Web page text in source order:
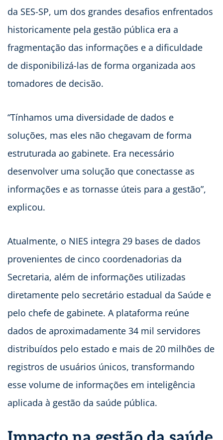
da SES-SP, um dos grandes desafios enfrentados
historicamente pela gestão pública era a
fragmentação das informações e a dificuldade
de disponibilizá-las de forma organizada aos
tomadores de decisão.
“Tínhamos uma diversidade de dados e
soluções, mas eles não chegavam de forma
estruturada ao gabinete. Era necessário
desenvolver uma solução que conectasse as
informações e as tornasse úteis para a gestão”,
explicou.
Atualmente, o NIES integra 29 bases de dados
provenientes de cinco coordenadorias da
Secretaria, além de informações utilizadas
diretamente pelo secretário estadual da Saúde e
pelo chefe de gabinete. A plataforma reúne
dados de aproximadamente 34 mil servidores
distribuídos pelo estado e mais de 20 milhões de
registros de usuários únicos, transformando
esse volume de informações em inteligência
aplicada à gestão da saúde pública.